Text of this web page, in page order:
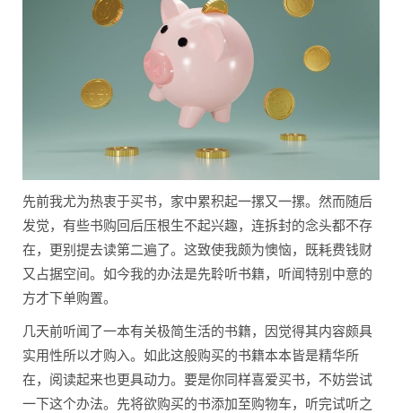
先前我尤为热衷于买书，家中累积起一摞又一摞。然而随后
发觉，有些书购回后压根生不起兴趣，连拆封的念头都不存
在，更别提去读第二遍了。这致使我颇为懊恼，既耗费钱财
又占据空间。如今我的办法是先聆听书籍，听闻特别中意的
方才下单购置。
几天前听闻了一本有关极简生活的书籍，因觉得其内容颇具
实用性所以才购入。如此这般购买的书籍本本皆是精华所
在，阅读起来也更具动力。要是你同样喜爱买书，不妨尝试
一下这个办法。先将欲购买的书添加至购物车，听完试听之